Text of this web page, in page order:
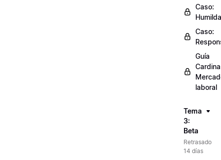
Caso:
Caso:
Guía
laboral
Tema
3:
Beta
Retrasado
14 días